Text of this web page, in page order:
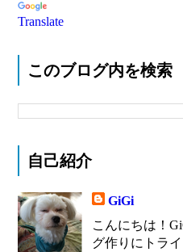
Translate
このブログ内を検索
自己紹介
GiGi
こんにちは！
グ作りにトラ